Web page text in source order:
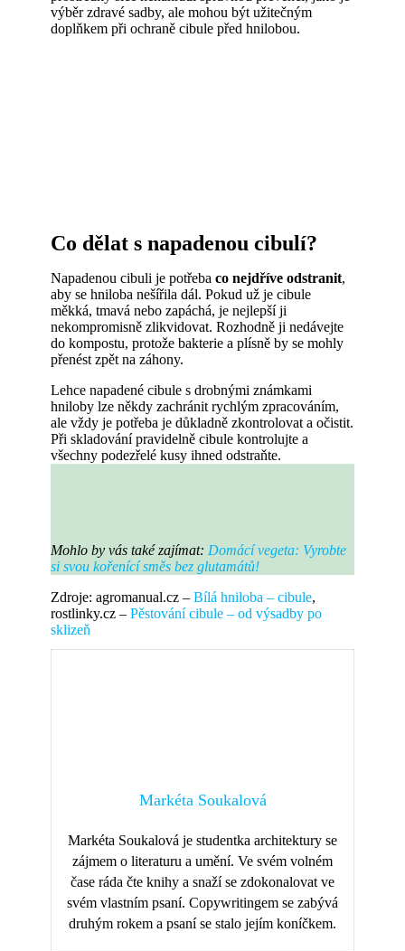
výběr zdravé sadby, ale mohou být užitečným
doplňkem při ochraně cibule před hnilobou.
Co dělat s napadenou cibulí?
Napadenou cibuli je potřeba co nejdříve odstranit,
aby se hniloba nešířila dál. Pokud už je cibule
měkká, tmavá nebo zapáchá, je nejlepší ji
nekompromisně zlikvidovat. Rozhodně ji nedávejte
do kompostu, protože bakterie a plísně by se mohly
přenést zpět na záhony.
Lehce napadené cibule s drobnými známkami
hniloby lze někdy zachránit rychlým zpracováním,
ale vždy je potřeba je důkladně zkontrolovat a očistit.
Při skladování pravidelně cibule kontrolujte a
všechny podezřelé kusy ihned odstraňte.
Mohlo by vás také zajímat: Domácí vegeta: Vyrobte
si svou kořenící směs bez glutamátů!
Zdroje: agromanual.cz – Bílá hniloba – cibule,
rostlinky.cz – Pěstování cibule – od výsadby po
sklizeň
Markéta Soukalová
Markéta Soukalová je studentka architektury se
zájmem o literaturu a umění. Ve svém volném
čase ráda čte knihy a snaží se zdokonalovat ve
svém vlastním psaní. Copywritingem se zabývá
druhým rokem a psaní se stalo jejím koníčkem.